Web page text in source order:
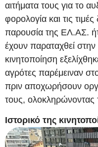
αιτήματα τους για το
φορολογία και τις
παρουσία της ΕΛ.ΑΣ.
έχουν παραταχθεί
κινητοποίηση
αγρότες παρέμειναν
πριν αποχωρήσουν
τους, ολοκληρώνοντας
Ιστορικό της